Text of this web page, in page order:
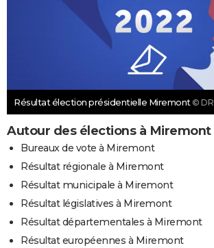
Résultat élection présidentielle Miremont © DR
Autour des élections à Miremont
Bureaux de vote à Miremont
Résultat régionale à Miremont
Résultat municipale à Miremont
Résultat législatives à Miremont
Résultat départementales à Miremont
Résultat européennes à Miremont